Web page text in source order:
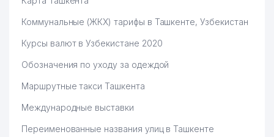
ОБЩЕОБРАЗОВАТЕЛЬНАЯ
63
64
G'OFUR G'ULOM KOMMUNAL
65
ПРЕДПРИЯТИЕ
881 м
Коммунальные (ЖКХ) тарифы в Ташкенте, Узбекистан
Курсы валют в Узбекистане 2020
Обозначения по уходу за одеждой
Маршрутные такси Ташкента
Международные выставки
Переименованные названия улиц в Ташкенте